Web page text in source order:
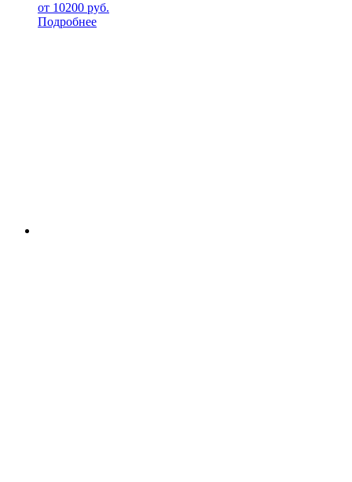
от 10200 руб.
Подробнее